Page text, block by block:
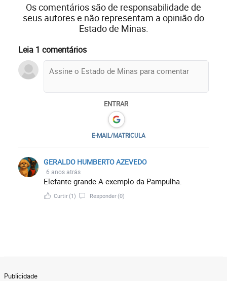
Os comentários são de responsabilidade de
seus autores e não representam a opinião do
Estado de Minas.
Leia 1 comentários
ENTRAR
E-MAIL/MATRICULA
GERALDO HUMBERTO AZEVEDO
6 anos atrás
Elefante grande A exemplo da Pampulha.
Curtir(1) Responder(0)
Publicidade